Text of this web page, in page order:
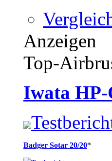
Anzeigen
Top-
Iwata HP-
Badger Sotar 20/20*